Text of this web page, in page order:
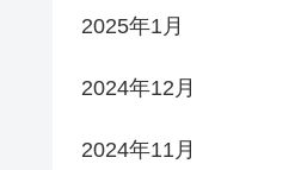
2025年1月
2024年12月
2024年11月